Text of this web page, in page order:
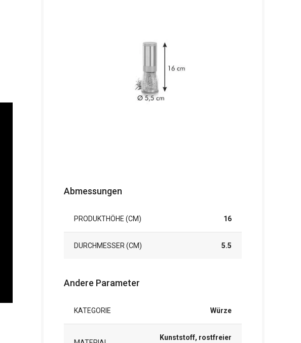
Abmessungen
PRODUKTHÖHE (CM) 16
DURCHMESSER (CM) 5.5
Andere Parameter
KATEGORIE Würze
Kunststoff, rostfreier